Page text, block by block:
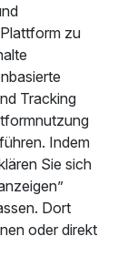
neobarocke
oder das
saarländische
in
mit
und die
Tag
zu
Tracking
Indem
Sie sich
Dort
oder direkt